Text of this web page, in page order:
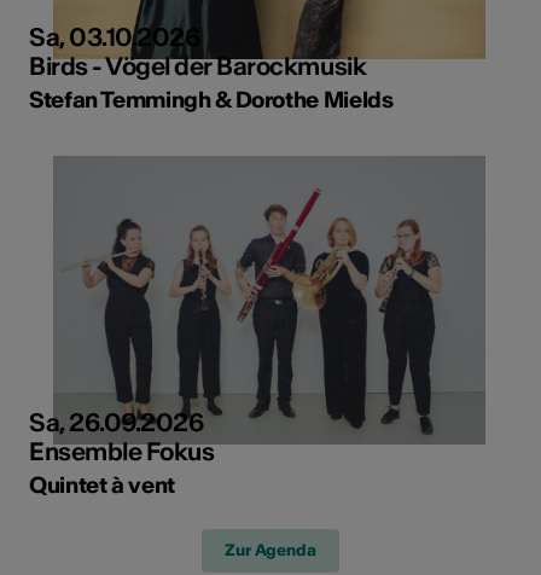
Sa, 03.10.2026
Birds - Vögel der Barockmusik
Stefan Temmingh & Dorothe Mields
Sa, 26.09.2026
Ensemble Fokus
Quintet à vent
Zur Agenda